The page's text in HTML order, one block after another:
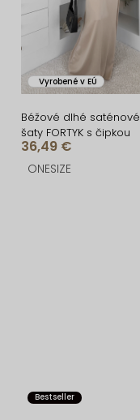
Vyrobené v EÚ
Béžové dlhé saténové
šaty FORTYK s čipkou
36,49 €
ONESIZE
Bestseller